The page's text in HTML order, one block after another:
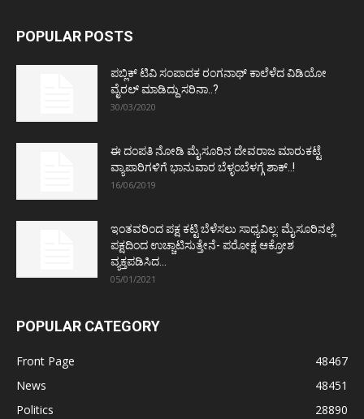
POPULAR POSTS
ಪಬ್ಲಿಕ್ ಟಿವಿ ಸಂಪಾದಕ ರಂಗನಾಥ್ ಕಾಲೆಳೆದ ವಿಡಿಯೋ
ವೈರಲ್ ಮಾಡಿದ್ದು ಸರಿನಾ..?
30/03/2020
ಈ ದಂಪತಿ ನೋಡಿ ಮೈಸೂರಿನ ದೇವರಾಜ ಮಾರುಕಟ್ಟೆ
ವ್ಯಾಪಾರಿಗಳಿಗೆ ಭಾನುವಾರ ಬೆಳ್ಳಂಬೆಳಗ್ಗೆ ಶಾಕ್..!
16/06/2019
ಇಂತವರಿಂದ ಪಕ್ಷ ಕಟ್ಟಿ ಬೆಳೆಸಲು ಸಾಧ್ಯವಿಲ್ಲ: ಮೈಸೂರಿನಲ್ಲೆ
ಪಕ್ಷದಿಂದ ಉಚ್ಚಾಟಿಸುತ್ತೇನೆ- ಪರೋಕ್ಷ ಆಕ್ರೋಶ
ವ್ಯಕ್ತಪಡಿಸಿದ...
05/01/2021
POPULAR CATEGORY
Front Page
48467
News
48451
Politics
28890